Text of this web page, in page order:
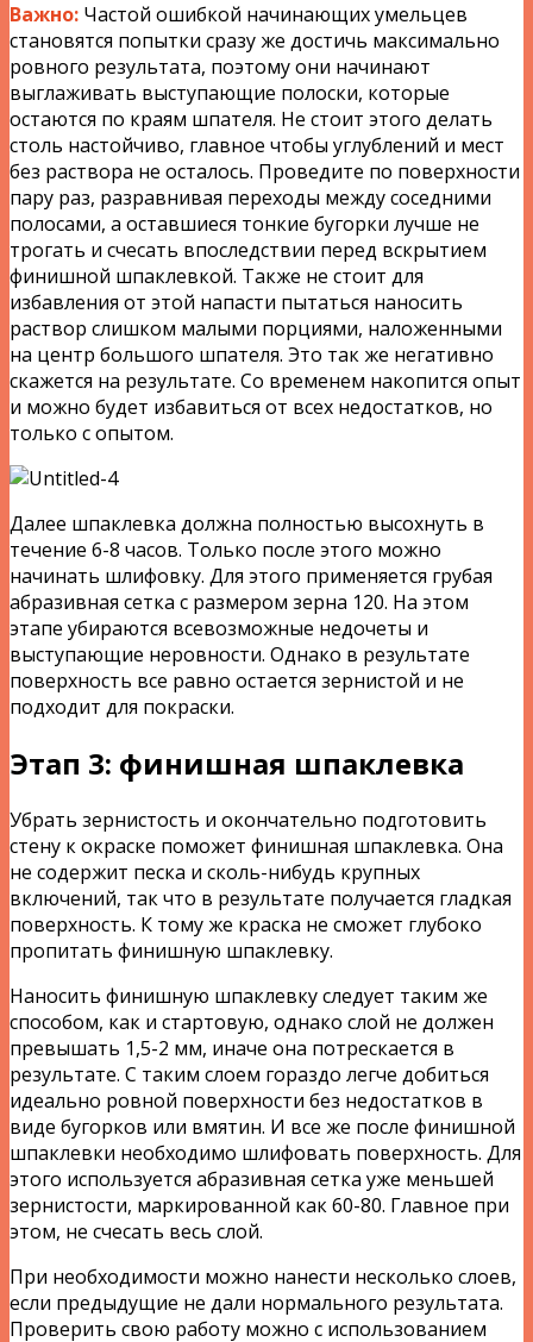
Важно: Частой ошибкой начинающих умельцев
становятся попытки сразу же достичь максимально
ровного результата, поэтому они начинают
выглаживать выступающие полоски, которые
остаются по краям шпателя. Не стоит этого делать
столь настойчиво, главное чтобы углублений и мест
без раствора не осталось. Проведите по поверхности
пару раз, разравнивая переходы между соседними
полосами, а оставшиеся тонкие бугорки лучше не
трогать и счесать впоследствии перед вскрытием
финишной шпаклевкой. Также не стоит для
избавления от этой напасти пытаться наносить
раствор слишком малыми порциями, наложенными
на центр большого шпателя. Это так же негативно
скажется на результате. Со временем накопится опыт
и можно будет избавиться от всех недостатков, но
только с опытом.
Далее шпаклевка должна полностью высохнуть в
течение 6-8 часов. Только после этого можно
начинать шлифовку. Для этого применяется грубая
абразивная сетка с размером зерна 120. На этом
этапе убираются всевозможные недочеты и
выступающие неровности. Однако в результате
поверхность все равно остается зернистой и не
подходит для покраски.
Этап 3: финишная шпаклевка
Убрать зернистость и окончательно подготовить
стену к окраске поможет финишная шпаклевка. Она
не содержит песка и сколь-нибудь крупных
включений, так что в результате получается гладкая
поверхность. К тому же краска не сможет глубоко
пропитать финишную шпаклевку.
Наносить финишную шпаклевку следует таким же
способом, как и стартовую, однако слой не должен
превышать 1,5-2 мм, иначе она потрескается в
результате. С таким слоем гораздо легче добиться
идеально ровной поверхности без недостатков в
виде бугорков или вмятин. И все же после финишной
шпаклевки необходимо шлифовать поверхность. Для
этого используется абразивная сетка уже меньшей
зернистости, маркированной как 60-80. Главное при
этом, не счесать весь слой.
При необходимости можно нанести несколько слоев,
если предыдущие не дали нормального результата.
Проверить свою работу можно с использованием